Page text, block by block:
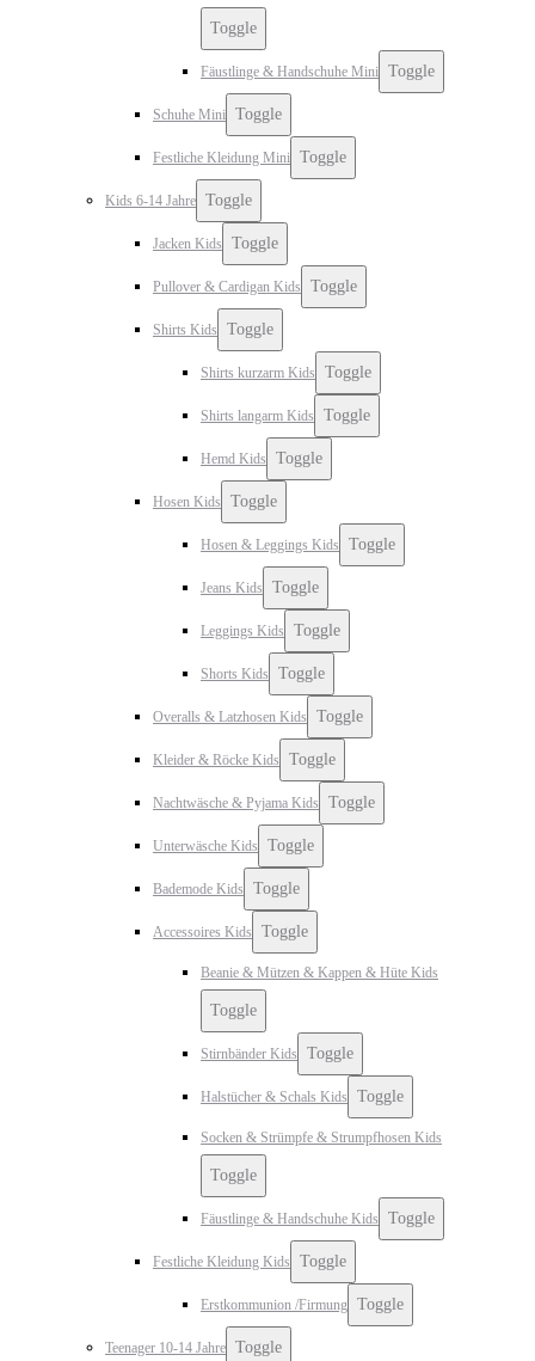
Toggle
Fäustlinge & Handschuhe Mini Toggle
Schuhe Mini Toggle
Festliche Kleidung Mini Toggle
Kids 6-14 Jahre Toggle
Jacken Kids Toggle
Pullover & Cardigan Kids Toggle
Shirts Kids Toggle
Shirts kurzarm Kids Toggle
Shirts langarm Kids Toggle
Hemd Kids Toggle
Hosen Kids Toggle
Hosen & Leggings Kids Toggle
Jeans Kids Toggle
Leggings Kids Toggle
Shorts Kids Toggle
Overalls & Latzhosen Kids Toggle
Kleider & Röcke Kids Toggle
Nachtwäsche & Pyjama Kids Toggle
Unterwäsche Kids Toggle
Bademode Kids Toggle
Accessoires Kids Toggle
Beanie & Mützen & Kappen & Hüte Kids
Toggle
Stirnbänder Kids Toggle
Halstücher & Schals Kids Toggle
Socken & Strümpfe & Strumpfhosen Kids
Toggle
Fäustlinge & Handschuhe Kids Toggle
Festliche Kleidung Kids Toggle
Erstkommunion /Firmung Toggle
Teenager 10-14 Jahre Toggle